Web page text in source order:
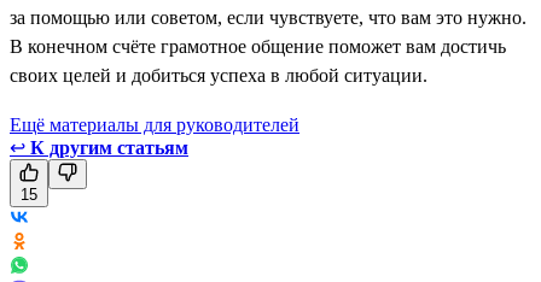
за помощью или советом, если чувствуете, что вам это нужно.
В конечном счёте грамотное общение поможет вам достичь
своих целей и добиться успеха в любой ситуации.
Ещё материалы для руководителей
↩ К другим статьям
15